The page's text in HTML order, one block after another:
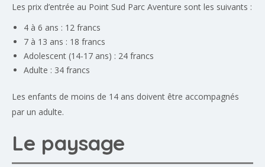
Les prix d’entrée au Point Sud Parc Aventure sont les suivants :
4 à 6 ans : 12 francs
7 à 13 ans : 18 francs
Adolescent (14-17 ans) : 24 francs
Adulte : 34 francs
Les enfants de moins de 14 ans doivent être accompagnés
par un adulte.
Le paysage